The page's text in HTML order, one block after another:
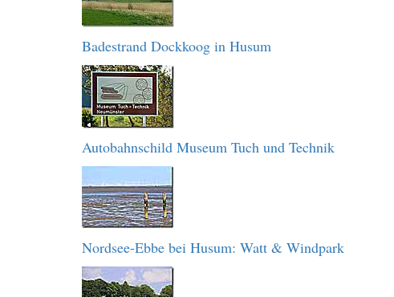
Badestrand Dockkoog in Husum
Autobahnschild Museum Tuch und Technik
Nordsee-Ebbe bei Husum: Watt & Windpark